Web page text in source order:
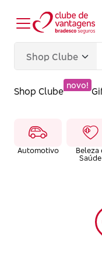
Shop Clube
novo!
Automotivo
Beleza
Saúde